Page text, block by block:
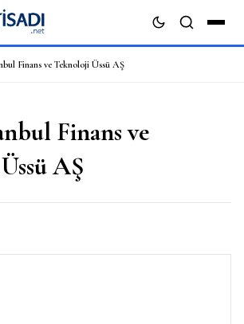
Finans ve Teknoloji Üssü AŞ
Finans ve
AŞ